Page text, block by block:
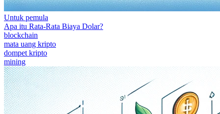
Untuk pemula
Apa itu Rata-Rata Biaya Dolar?
blockchain
mata uang kripto
dompet kripto
mining